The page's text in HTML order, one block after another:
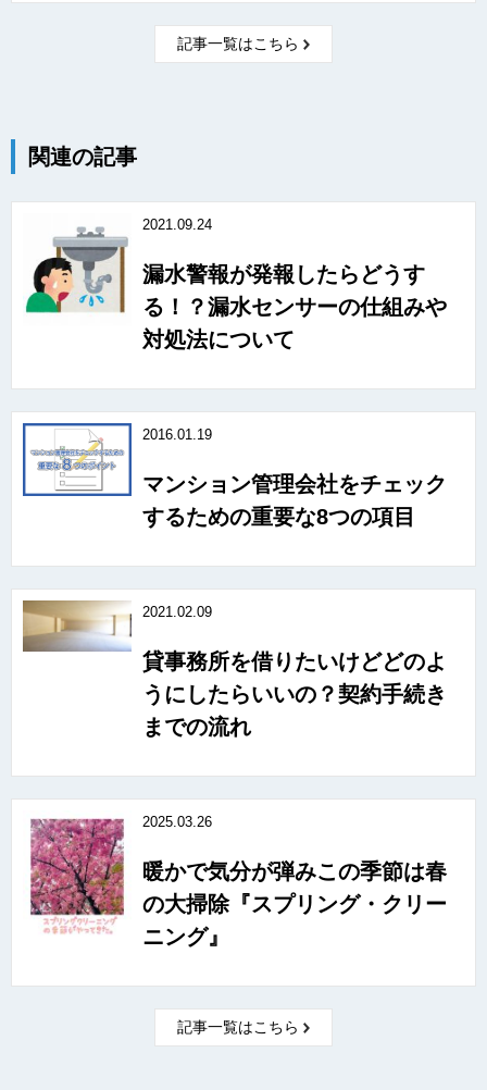
記事一覧はこちら
関連の記事
2021.09.24
漏水警報が発報したらどうす
る！？漏水センサーの仕組みや
対処法について
2016.01.19
マンション管理会社をチェック
するための重要な8つの項目
2021.02.09
貸事務所を借りたいけどどのよ
うにしたらいいの？契約手続き
までの流れ
2025.03.26
暖かで気分が弾みこの季節は春
の大掃除『スプリング・クリー
ニング』
記事一覧はこちら